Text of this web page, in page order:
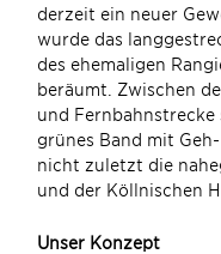
derzeit ein neuer
wurde das
des ehemaligen
beräumt. Zwischen
und
grünes Band mit
nicht zuletzt die
und der Köllnischen
Unser Konzept